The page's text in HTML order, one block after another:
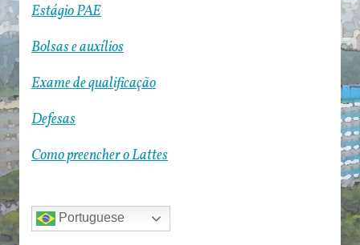
Estágio PAE
Bolsas e auxílios
Exame de qualificação
Defesas
Como preencher o Lattes
Portuguese